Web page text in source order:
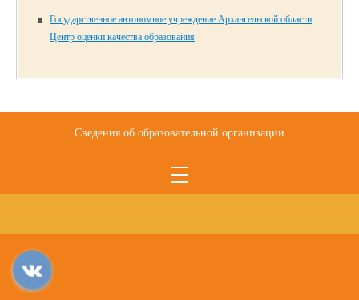
Государственное автономное учреждение Архангельской области
Центр оценки качества образования
Сведения об образовательной организации